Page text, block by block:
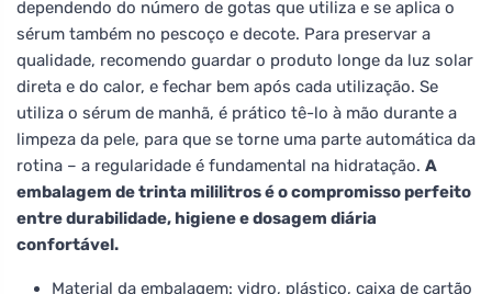
dependendo do número de gotas que utiliza e se aplica o
sérum também no pescoço e decote. Para preservar a
qualidade, recomendo guardar o produto longe da luz solar
direta e do calor, e fechar bem após cada utilização. Se
utiliza o sérum de manhã, é prático tê-lo à mão durante a
limpeza da pele, para que se torne uma parte automática da
rotina – a regularidade é fundamental na hidratação. A
embalagem de trinta mililitros é o compromisso perfeito
entre durabilidade, higiene e dosagem diária
confortável.
Material da embalagem: vidro, plástico, caixa de cartão